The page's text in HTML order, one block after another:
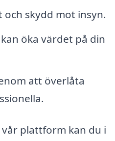
och skydd mot insyn.
öka värdet på din
att överlåta
plattform kan du i